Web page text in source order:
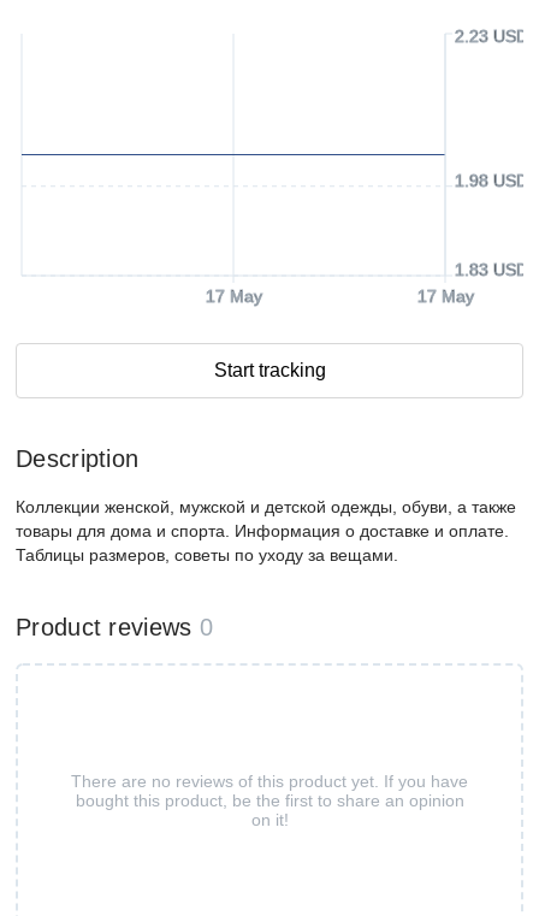
17 May 17 May
1.83 USD
1.98 USD
2.23 USD
Start tracking
Description
Коллекции женской, мужской и детской одежды, обуви, а также
товары для дома и спорта. Информация о доставке и оплате.
Таблицы размеров, советы по уходу за вещами.
Product reviews 0
There are no reviews of this product yet. If you have
bought this product, be the first to share an opinion
on it!